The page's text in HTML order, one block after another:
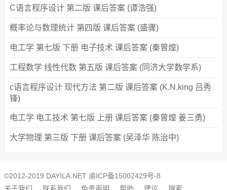
C语言程序设计 第二版 课后答案 (谭浩强)
概率论与数理统计 第四版 课后答案 (盛骤)
电工学 第七版 下册 电子技术 课后答案 (秦曾煌)
工程数学 线性代数 第五版 课后答案 (同济大学数学系)
c语言程序设计 现代方法 第二版 课后答案 (K.N.king 吕秀
锋)
电工学 电工技术 第七版 上册 课后答案 (秦曾煌 姜三勇)
大学物理 第三版 下册 课后答案 (吴泽华 陈治中)
©2012-2019 DAYILA.NET 渝ICP备15002429号-8